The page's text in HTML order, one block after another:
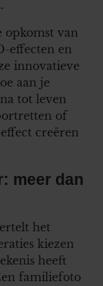
opkomst van
effecten en
innovatieve
aan je
tot leven
of
creëren
meer dan
het
kiezen
heeft
familiefoto